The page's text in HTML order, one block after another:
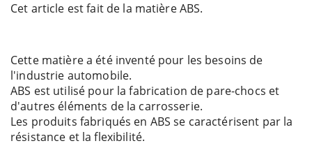
Cet article est fait de la matière ABS.
Cette matière a été inventé pour les besoins de
l'industrie automobile.
ABS est utilisé pour la fabrication de pare-chocs et
d'autres éléments de la carrosserie.
Les produits fabriqués en ABS se caractérisent par la
résistance et la flexibilité.